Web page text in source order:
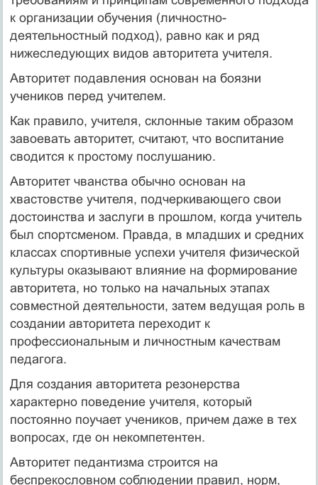
к организации обучения (личностно-
деятельностный подход), равно как и ряд
нижеследующих видов авторитета учителя.
Авторитет подавления основан на боязни
учеников перед учителем.
Как правило, учителя, склонные таким образом
завоевать авторитет, считают, что воспитание
сводится к простому послушанию.
Авторитет чванства обычно основан на
хвастовстве учителя, подчеркивающего свои
достоинства и заслуги в прошлом, когда учитель
был спортсменом. Правда, в младших и средних
классах спортивные успехи учителя физической
культуры оказывают влияние на формирование
авторитета, но только на начальных этапax
совместной деятельности, затем ведущая роль в
создании авторитета переходит к
профессиональным и личностным качествам
педагога.
Для создания авторитета резонерства
характерно поведение учителя, который
постоянно поучает учеников, причем даже в тех
вопросах, где он некомпетентен.
Авторитет педантизма строится на
беспрекословном соблюдении правил, норм,